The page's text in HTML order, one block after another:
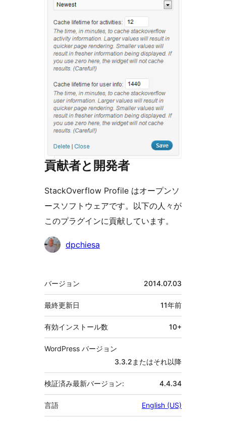
貢献者と開発者
StackOverflow Profile はオープンソ
ースソフトウェアです。以下の人々が
このプラグインに貢献しています。
貢
dpchiesa
メ
タ
バージョン 2014.07.03
最終更新日 11年前
有効インストール数 10+
WordPress バージョン
3.3.2またはそれ以降
検証済み最新バージョン: 4.4.34
言語 English (US)